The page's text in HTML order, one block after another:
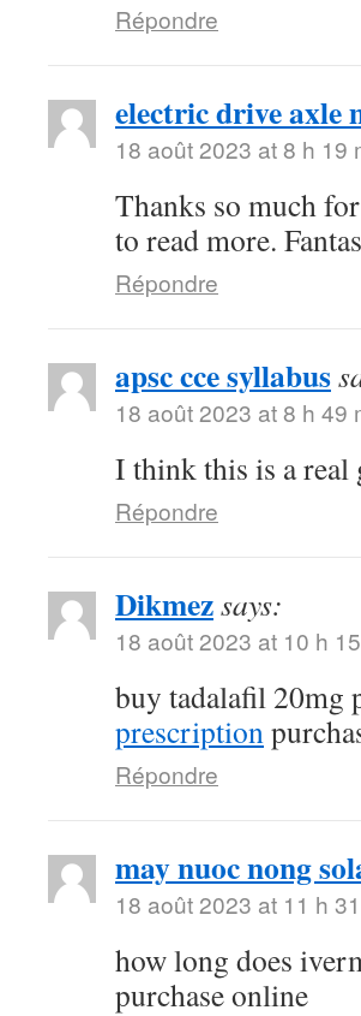
Répondre
electric drive axle
18 août 2023 at 8 h 19
Thanks so much
to read more.
Répondre
apsc cce syllabus
18 août 2023 at 8 h 49
I think this is a real
Répondre
Dikmezsays:
18 août 2023 at 10 h
buy tadalafil 20mg
prescription
Répondre
may nuoc nong
18 août 2023 at 11 h
how long does
purchase online